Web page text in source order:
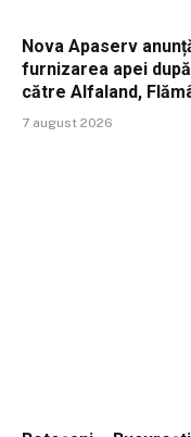
Nova Apaserv
furnizarea apei
către Alfaland,
7 august 2026